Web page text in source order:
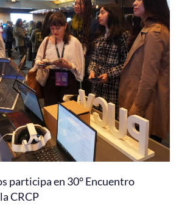
participa en 30° Encuentro
CRCP